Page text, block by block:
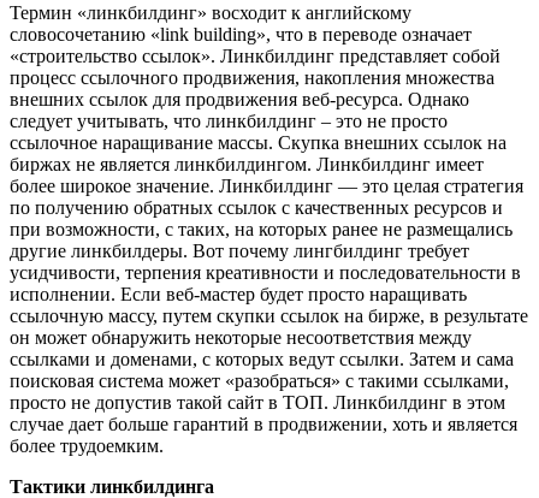
Термин «линкбилдинг» восходит к английскому
словосочетанию «link building», что в переводе означает
«строительство ссылок». Линкбилдинг представляет собой
процесс ссылочного продвижения, накопления множества
внешних ссылок для продвижения веб-ресурса. Однако
следует учитывать, что линкбилдинг – это не просто
ссылочное наращивание массы. Скупка внешних ссылок на
биржах не является линкбилдингом. Линкбилдинг имеет
более широкое значение. Линкбилдинг — это целая стратегия
по получению обратных ссылок с качественных ресурсов и
при возможности, с таких, на которых ранее не размещались
другие линкбилдеры. Вот почему лингбилдинг требует
усидчивости, терпения креативности и последовательности в
исполнении. Если веб-мастер будет просто наращивать
ссылочную массу, путем скупки ссылок на бирже, в результате
он может обнаружить некоторые несоответствия между
ссылками и доменами, с которых ведут ссылки. Затем и сама
поисковая система может «разобраться» с такими ссылками,
просто не допустив такой сайт в ТОП. Линкбилдинг в этом
случае дает больше гарантий в продвижении, хоть и является
более трудоемким.
Тактики линкбилдинга